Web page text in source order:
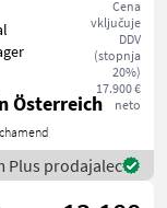
Cena
vključuje
DDV
(stopnja
20%)
17.900 €
neto
Österreich
Plus prodajalec